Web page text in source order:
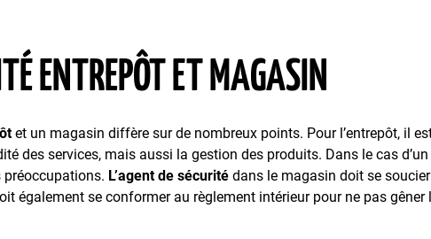
ENTREPÔT ET MAGASIN
et un magasin diffère sur de nombreux points. Pour l’entrepôt, il
des services, mais aussi la gestion des produits. Dans le cas d’un
préoccupations. L’agent de sécurité dans le magasin doit se soucier
également se conformer au règlement intérieur pour ne pas gêner